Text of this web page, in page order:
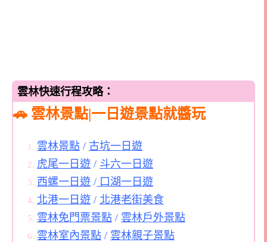
雲林快速行程攻略：
🚗 雲林景點|一日遊景點就醬玩
雲林景點 / 古坑一日遊
虎尾一日遊 / 斗六一日遊
西螺一日遊 / 口湖一日遊
北港一日遊 / 北港老街美食
雲林免門票景點 / 雲林戶外景點
雲林室內景點 / 雲林親子景點